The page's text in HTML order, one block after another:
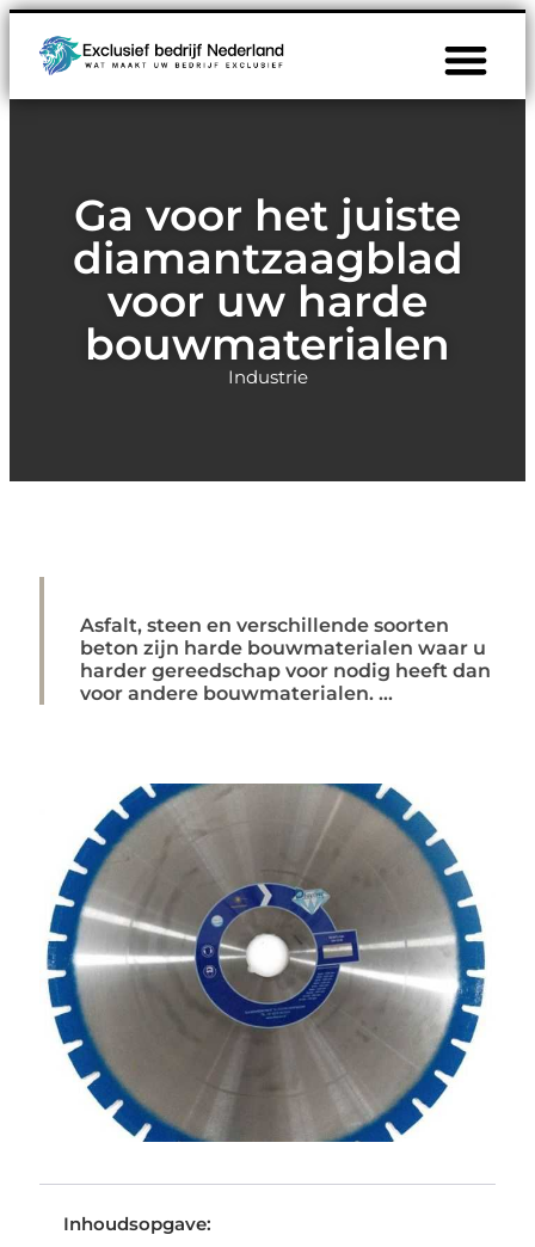
Ga voor het juiste
diamantzaagblad
voor uw harde
bouwmaterialen
Industrie
Asfalt, steen en verschillende soorten
beton zijn harde bouwmaterialen waar u
harder gereedschap voor nodig heeft dan
voor andere bouwmaterialen. ...
Inhoudsopgave: